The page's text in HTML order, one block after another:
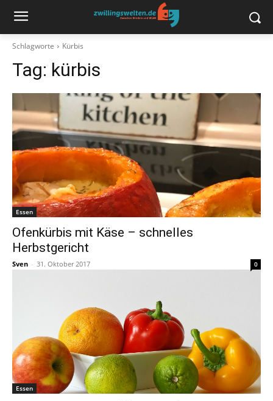
Schlagworte Kürbis
Tag: kürbis
Essen
Ofenkürbis mit Käse – schnelles
Herbstgericht
Sven - 31. Oktober 2017 0
Essen